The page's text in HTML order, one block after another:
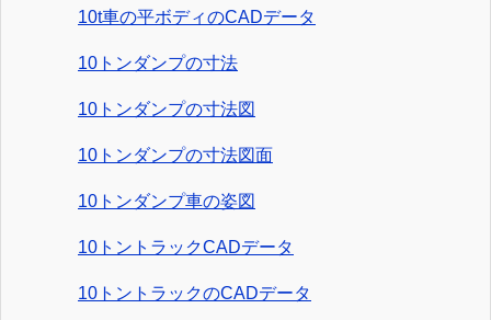
10t車の平ボディのCADデータ
10トンダンプの寸法
10トンダンプの寸法図
10トンダンプの寸法図面
10トンダンプ車の姿図
10トントラックCADデータ
10トントラックのCADデータ